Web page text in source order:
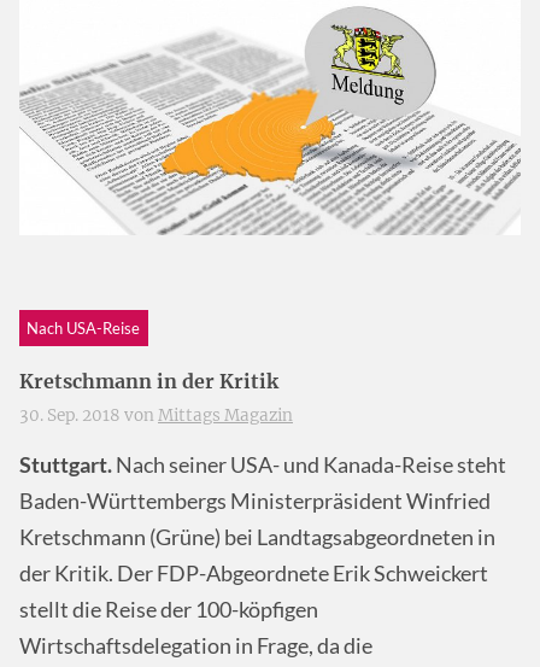
Nach USA-Reise
Kretschmann in der Kritik
30. Sep. 2018 von Mittags Magazin
Stuttgart.Nach seiner USA- und Kanada-Reise steht
Baden-Württembergs Ministerpräsident Winfried
Kretschmann (Grüne) bei Landtagsabgeordneten in
der Kritik. Der FDP-Abgeordnete Erik Schweickert
stellt die Reise der 100-köpfigen
Wirtschaftsdelegation in Frage, da die